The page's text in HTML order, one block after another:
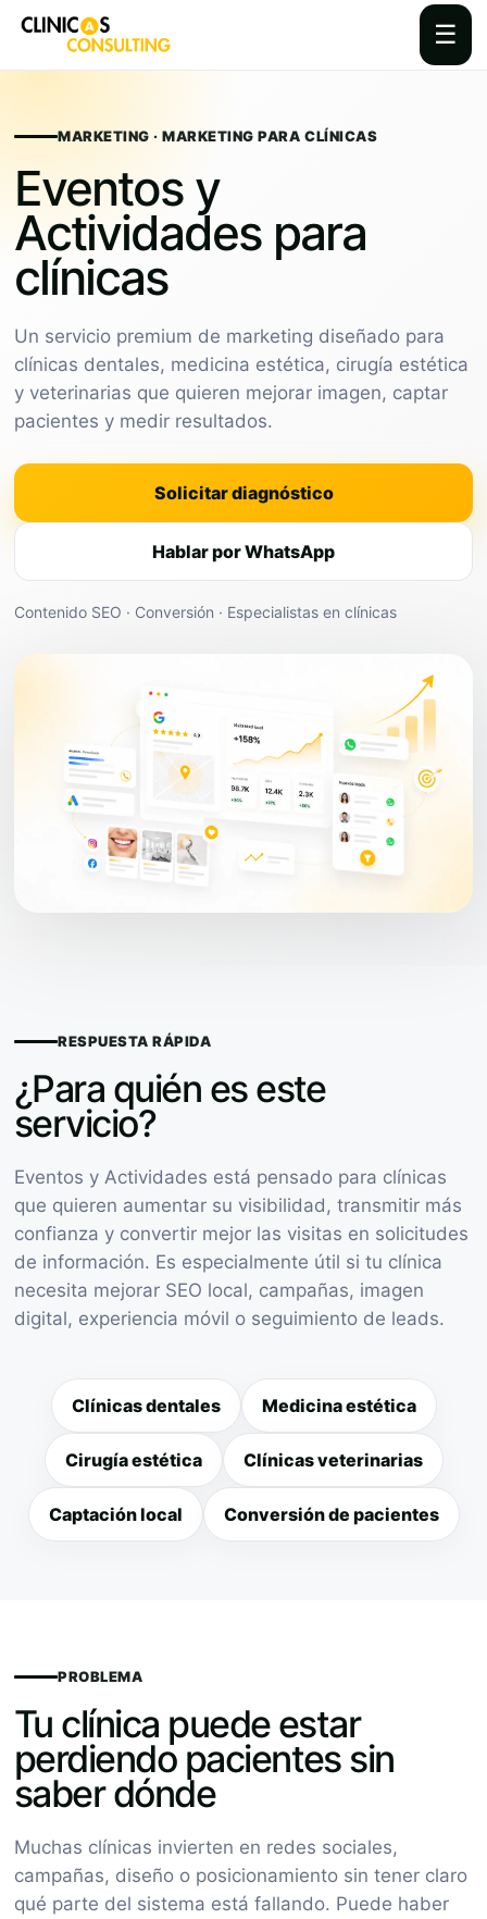
☰
contentMARKETING · MARKETING PARA CLÍNICAS
Eventos y
Actividades para
clínicas
Un servicio premium de marketing diseñado para
clínicas dentales, medicina estética, cirugía estética
y veterinarias que quieren mejorar imagen, captar
pacientes y medir resultados.
Solicitar diagnóstico
Hablar por WhatsApp
Contenido SEO · Conversión · Especialistas en clínicas
RESPUESTA RÁPIDA
¿Para quién es este
servicio?
Eventos y Actividades está pensado para clínicas
que quieren aumentar su visibilidad, transmitir más
confianza y convertir mejor las visitas en solicitudes
de información. Es especialmente útil si tu clínica
necesita mejorar SEO local, campañas, imagen
digital, experiencia móvil o seguimiento de leads.
Clínicas dentales Medicina estética
Cirugía estética Clínicas veterinarias
Captación local Conversión de pacientes
PROBLEMA
Tu clínica puede estar
perdiendo pacientes sin
saber dónde
Muchas clínicas invierten en redes sociales,
campañas, diseño o posicionamiento sin tener claro
qué parte del sistema está fallando. Puede haber